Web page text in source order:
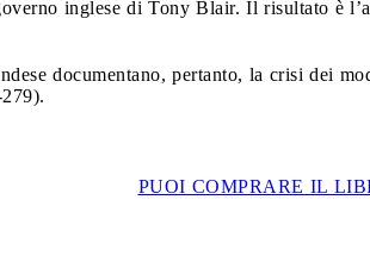
inglese di Tony Blair. Il risultato è
documentano, pertanto, la crisi dei
PUOI COMPRARE IL